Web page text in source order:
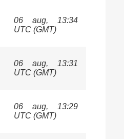
06 aug, 13:34
UTC (GMT)
06 aug, 13:31
UTC (GMT)
06 aug, 13:29
UTC (GMT)